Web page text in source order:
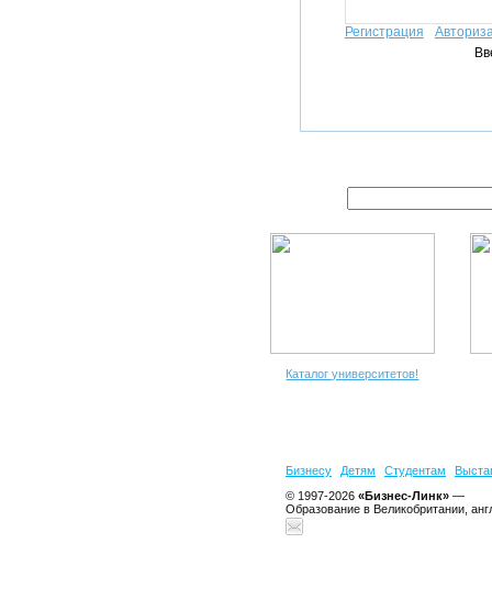
Регистрация
Каталог университетов!
Бизнесу Детям Студентам
© 1997-2026 «Бизнес-Линк» —
Образование в Великобритании,